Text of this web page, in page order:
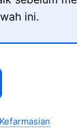
ini.